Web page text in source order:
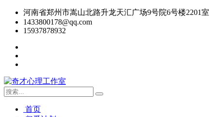
河南省郑州市嵩山北路升龙天汇广场9号院6号楼2201室
1433800178@qq.com
15937878932
首页